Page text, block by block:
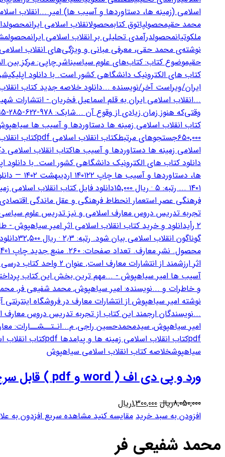
ورد و پی دی اف ( word و pdf ) قابل سرچ انقلاب اسلامی دکتر امین سیاهپوش
8,050,000ریال قیمت
اصلی
بود.
1,300,000ریالقیمت
فعلی
افزودن به سبد خرید مقایسه کنیدمشاهده سریعافزدون به
محمد شفیعی فر